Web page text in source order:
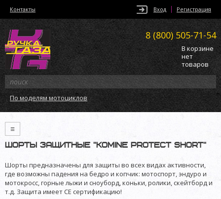
Вход Регистрация
Контакты
8 (800) 505-71-54
В корзине
нет
товаров
По моделям мотоциклов
≡
Шорты защитные ”Komine Protect Short”
Шорты предназначены для защиты во всех видах активности,
где возможны падения на бедро и копчик: мотоспорт, эндуро и
мотокросс, горные лыжи и сноуборд, коньки, ролики, скейтборд и
т.д. Защита имеет CE сертификацию!